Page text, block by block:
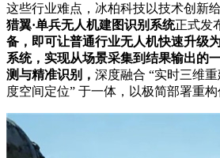
这些行业难点，冰柏科技以技术创
猎翼·单兵无人机建图识别系统正式发
备，即可让普通行业无人机快速升级
系统，实现从场景采集到结果输出的
测与精准识别， 深度融合 “实时三维
度空间定位” 于一体，以极简部署重构